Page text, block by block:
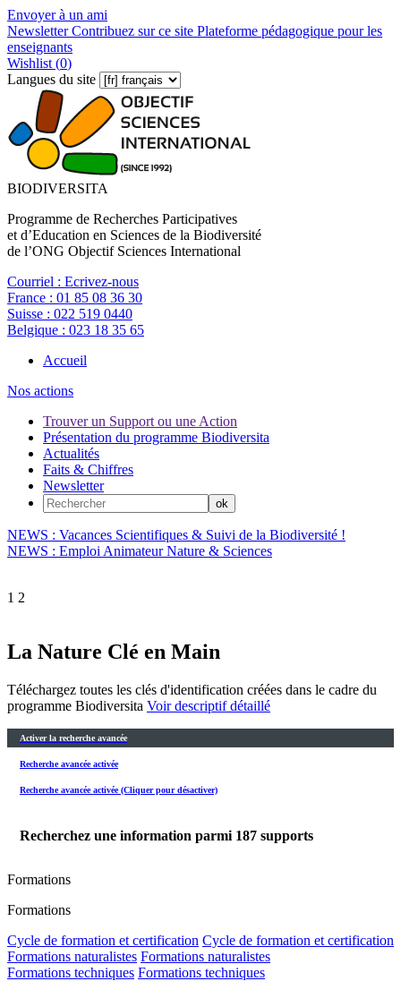
Envoyer à un ami
NewsletterContribuez sur ce site Plateforme pédagogique pour les
enseignants
Wishlist (0)
Langues du site
BIODIVERSITA
Programme de Recherches Participatives
et d’Education en Sciences de la Biodiversité
de l’ONG Objectif Sciences International
Courriel : Ecrivez-nous
France : 01 85 08 36 30
Suisse : 022 519 0440
Belgique : 023 18 35 65
Accueil
Nos actions
Trouver un Support ou une Action
Présentation du programme Biodiversita
Actualités
Faits & Chiffres
Newsletter
NEWS : Vacances Scientifiques & Suivi de la Biodiversité !
NEWS : Emploi Animateur Nature & Sciences
1 2
La Nature Clé en Main
Téléchargez toutes les clés d'identification créées dans le cadre du
programme Biodiversita Voir descriptif détaillé
Activer la recherche avancée
Recherche avancée activée
Recherche avancée activée (Cliquer pour désactiver)
Recherchez une information parmi 187 supports
Formations
Formations
Cycle de formation et certification Cycle de formation et certification
Formations naturalistes Formations naturalistes
Formations techniques Formations techniques